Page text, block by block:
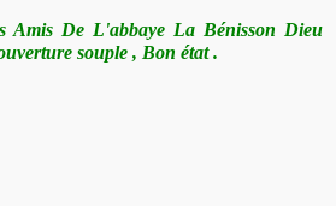
Amis De L'abbaye La Bénisson Dieu
souple , Bon état .